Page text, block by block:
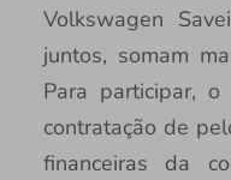
Volkswagen
juntos, somam
Para participar,
contratação de
financeiras da